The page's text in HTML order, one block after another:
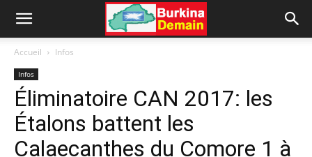
Accueil Infos
Infos
Éliminatoire CAN 2017: les
Étalons battent les
Calaecanthes du Comore 1 à